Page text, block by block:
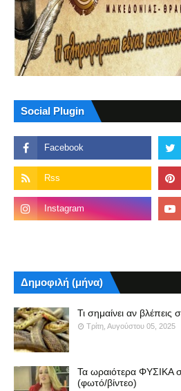
Social Plugin
Δημοφιλή (μήνα)
Τι σημαίνει αν
Τρίτη, Αυγούστου 05, 2025
Τα ωραιότερα ΦΥΣΙΚΑ
(φωτό/βίντεο)